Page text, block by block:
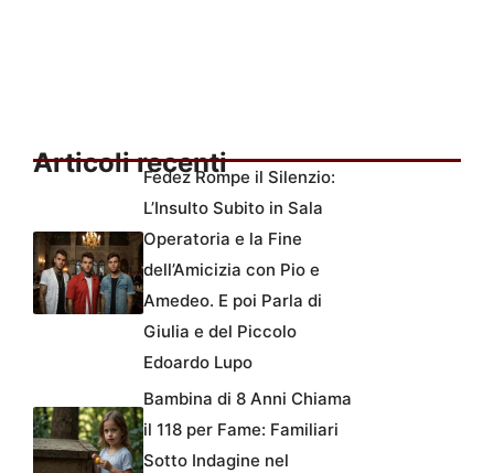
Articoli recentiFedez Rompe il Silenzio:
L’Insulto Subito in Sala
Operatoria e la Fine
dell’Amicizia con Pio e
Amedeo. E poi Parla di
Giulia e del Piccolo
Edoardo Lupo
Bambina di 8 Anni Chiama
il 118 per Fame: Familiari
Sotto Indagine nel